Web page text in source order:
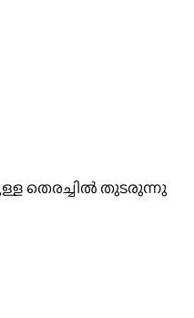
തെരച്ചിൽ തുടരുന്നു